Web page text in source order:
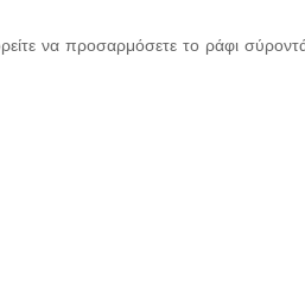
να προσαρμόσετε το ράφι